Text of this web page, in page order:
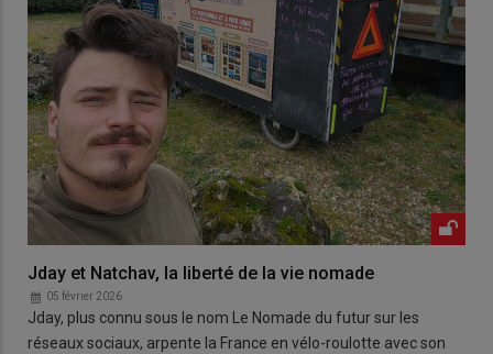
Jday et Natchav, la liberté de la vie nomade
05 février 2026
Jday, plus connu sous le nom Le Nomade du futur sur les
réseaux sociaux, arpente la France en vélo-roulotte avec son